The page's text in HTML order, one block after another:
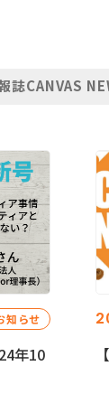
誌CANVAS
知らせ
年10